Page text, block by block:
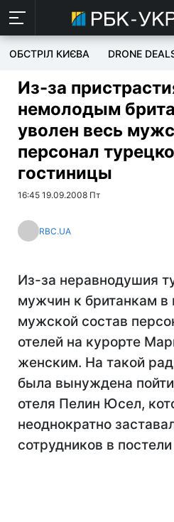
ОБСТРІЛ КИЄВА DRONE
Из-за
немолодым
уволен весь
персонал
гостиницы
16:45 19.09.2008 Пт
RBC.UA
Из-за неравнодушия
мужчин к британкам в
мужской состав
отелей на курорте
женским. На такой
была вынуждена
отеля Пелин Юсел,
неоднократно
сотрудников в